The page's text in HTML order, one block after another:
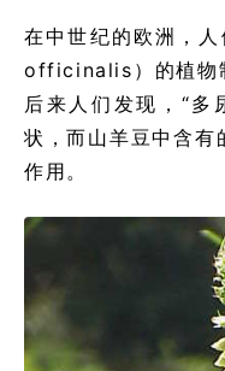
在中世纪的欧洲，
officinalis）的植物
后来人们发现，“多
状，而山羊豆中含有
作用。